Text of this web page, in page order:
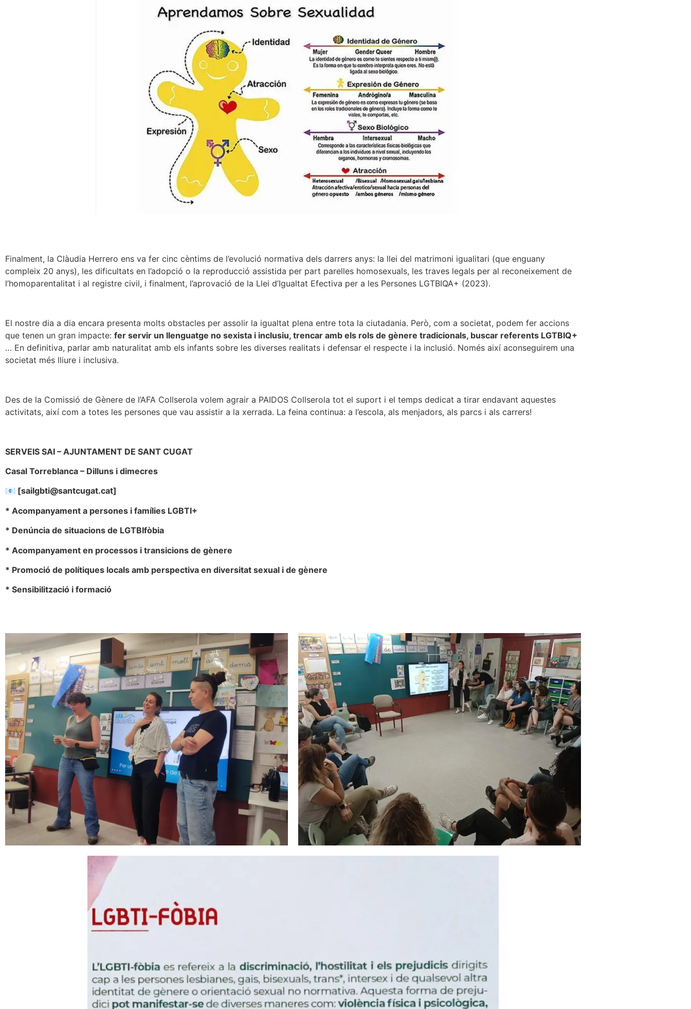
Finalment, la Clàudia Herrero ens va fer cinc cèntims de l’evolució normativa dels darrers anys: la llei del matrimoni igualitari (que enguany
compleix 20 anys), les dificultats en l’adopció o la reproducció assistida per part parelles homosexuals, les traves legals per al reconeixement de
l’homoparentalitat i al registre civil, i finalment, l’aprovació de la Llei d’Igualtat Efectiva per a les Persones LGTBIQA+ (2023).
El nostre dia a dia encara presenta molts obstacles per assolir la igualtat plena entre tota la ciutadania. Però, com a societat, podem fer accions
que tenen un gran impacte: fer servir un llenguatge no sexista i inclusiu, trencar amb els rols de gènere tradicionals, buscar referents LGTBIQ+
… En definitiva, parlar amb naturalitat amb els infants sobre les diverses realitats i defensar el respecte i la inclusió. Només així aconseguirem una
societat més lliure i inclusiva.
Des de la Comissió de Gènere de l’AFA Collserola volem agrair a PAIDOS Collserola tot el suport i el temps dedicat a tirar endavant aquestes
activitats, així com a totes les persones que vau assistir a la xerrada. La feina continua: a l’escola, als menjadors, als parcs i als carrers!
SERVEIS SAI – AJUNTAMENT DE SANT CUGAT
Casal Torreblanca – Dilluns i dimecres
📧 [sailgbti@santcugat.cat]
* Acompanyament a persones i famílies LGBTI+
* Denúncia de situacions de LGTBIfòbia
* Acompanyament en processos i transicions de gènere
* Promoció de polítiques locals amb perspectiva en diversitat sexual i de gènere
* Sensibilització i formació